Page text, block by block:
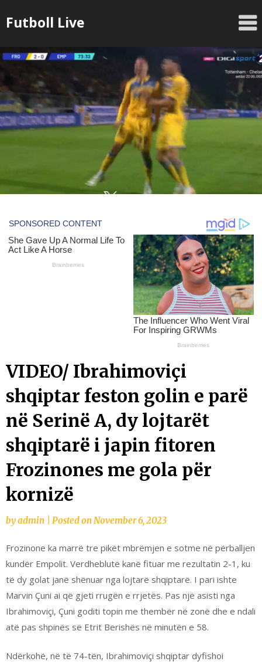
toFutboll Live
VIDEO/ Ibrahimoviçi
shqiptar feston golin e parë
në Serinë A, dy lojtarët
shqiptarë i japin fitoren
Frozinones me gola për
kornizë
byadmin Posted onNovember 6, 2023
Frozinone ka marrë tre pikët mbrëmjen e sotme në përballjen
kundër Empolit. Verdheblutë kanë fituar me rezultatin 2-1, ku
të dy golat janë shënuar nga lojtarë shqiptarë. I pari ishte
Marvin Çuni ai që gjeti rrugën e rrjetës. Pas një asisti nga
Ibrahimoviçi, Çuni goditi topin me thembër në zonë dhe e ndali
atë pas shpinës së Etrit Berishës në minutën e 58.
Ndërkohë, në të 74-tën, Ibrahimoviçi shqiptar dyfishoi